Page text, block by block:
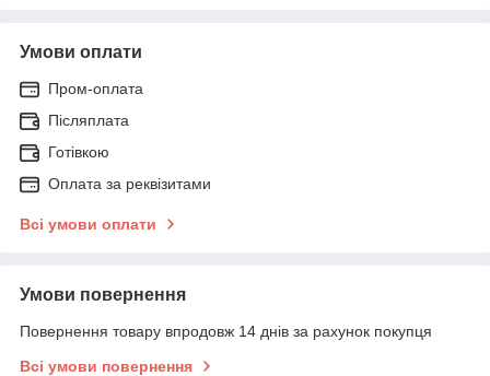
Умови оплати
Пром-оплата
Післяплата
Готівкою
Оплата за реквізитами
Всі умови оплати
Умови повернення
Повернення товару впродовж 14 днів за рахунок покупця
Всі умови повернення